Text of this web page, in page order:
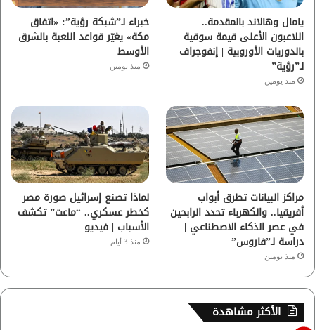
ا
م
يامال وهالاند بالمقدمة..
اللاعبون الأعلى قيمة سوقية
بالدوريات الأوروبية | إنفوجراف
لـ”رؤية”
منذ يومين
خبراء لـ”شبكة رؤية”: «اتفاق
مكة» يغيّر قواعد اللعبة بالشرق
الأوسط
منذ يومين
مراكز البيانات تطرق أبواب
أفريقيا.. والكهرباء تحدد الرابحين
في عصر الذكاء الاصطناعي |
دراسة لـ”فاروس”
منذ يومين
لماذا تصنع إسرائيل صورة مصر
كخطر عسكري.. “ماعت” تكشف
الأسباب | فيديو
منذ 3 أيام
الأكثر مشاهدة